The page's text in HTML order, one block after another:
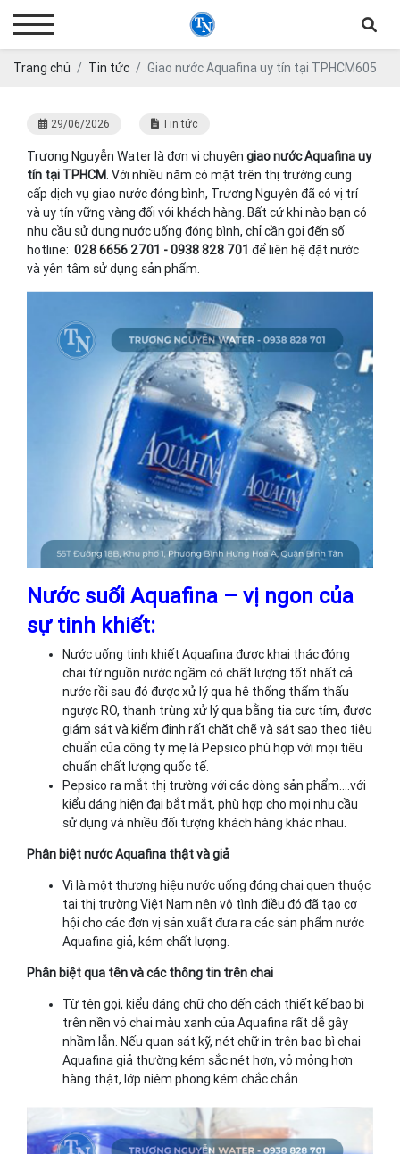
Trang chủ Tin tức Giao nước Aquafina uy tín tại TPHCM605
29/06/2026 Tin tức
Trương Nguyễn Water là đơn vị chuyên giao nước Aquafina uy
tín tại TPHCM . Với nhiều năm có mặt trên thị trường cung
cấp dịch vụ giao nước đóng bình, Trương Nguyên đã có vị trí
và uy tín vững vàng đối với khách hàng. Bất cứ khi nào bạn có
nhu cầu sử dụng nước uống đóng bình, chỉ cần goi đến số
hotline: 028 6656 2701 - 0938 828 701 để liên hệ đặt nước
và yên tâm sử dụng sản phẩm.
Nước suối Aquafina – vị ngon của
sự tinh khiết:
Nước uống tinh khiết Aquafina được khai thác đóng
chai từ nguồn nước ngầm có chất lượng tốt nhất cả
nước rồi sau đó được xử lý qua hệ thống thẩm thấu
ngược RO, thanh trùng xử lý qua bằng tia cực tím, được
giám sát và kiểm định rất chặt chẽ và sát sao theo tiêu
chuẩn của công ty mẹ là Pepsico phù hợp với mọi tiêu
chuẩn chất lượng quốc tế.
Pepsico ra mắt thị trường với các dòng sản phẩm….với
kiểu dáng hiện đại bắt mắt, phù hợp cho mọi nhu cầu
sử dụng và nhiều đối tượng khách hàng khác nhau.
Phân biệt nước Aquafina thật và giả
Vì là một thương hiệu nước uống đóng chai quen thuộc
tại thị trường Việt Nam nên vô tình điều đó đã tạo cơ
hội cho các đơn vị sản xuất đưa ra các sản phẩm nước
Aquafina giả, kém chất lượng.
Phân biệt qua tên và các thông tin trên chai
Từ tên gọi, kiểu dáng chữ cho đến cách thiết kế bao bì
trên nền vỏ chai màu xanh của Aquafina rất dễ gây
nhầm lẫn. Nếu quan sát kỹ, nét chữ in trên bao bì chai
Aquafina giả thường kém sắc nét hơn, vỏ mỏng hơn
hàng thật, lớp niêm phong kém chắc chắn.